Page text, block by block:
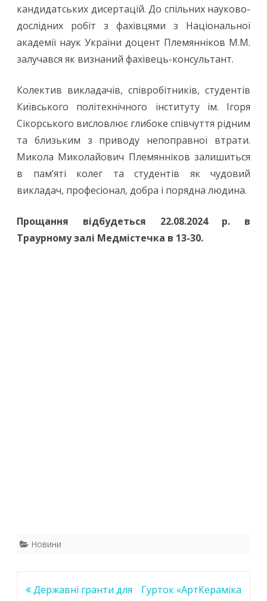
кандидатських дисертацій. До спільних науково-
дослідних робіт з фахівцями з Національної
академії наук України доцент Племянніков М.М.
залучався як визнаний фахівець-консультант.
Колектив викладачів, співробітників, студентів
Київського політехнічного інституту ім. Ігоря
Сікорського висловлює глибоке співчуття рідним
та близьким з приводу непоправної втрати.
Микола Миколайович Племянніков залишиться
в пам’яті колег та студентів як чудовий
викладач, професіонал, добра і порядна людина.
Прощання відбудеться 22.08.2024 р. в
Траурному залі Медмістечка в 13-30.
Новини
Навігація
Державні гранти для
Гурток «АртКераміка